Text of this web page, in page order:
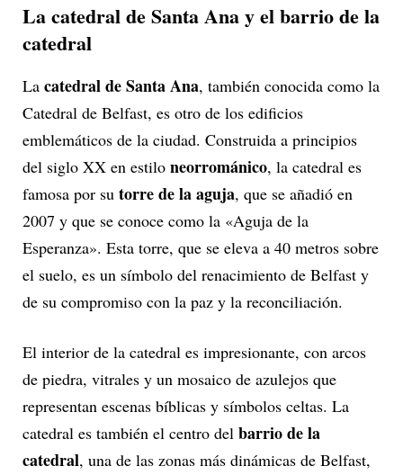
La catedral de Santa Ana y el barrio de la
catedral
La catedral de Santa Ana, también conocida como la
Catedral de Belfast, es otro de los edificios
emblemáticos de la ciudad. Construida a principios
del siglo XX en estilo neorrománico, la catedral es
famosa por su torre de la aguja, que se añadió en
2007 y que se conoce como la «Aguja de la
Esperanza». Esta torre, que se eleva a 40 metros sobre
el suelo, es un símbolo del renacimiento de Belfast y
de su compromiso con la paz y la reconciliación.
El interior de la catedral es impresionante, con arcos
de piedra, vitrales y un mosaico de azulejos que
representan escenas bíblicas y símbolos celtas. La
catedral es también el centro del barrio de la
catedral, una de las zonas más dinámicas de Belfast,